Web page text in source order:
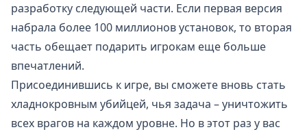
разработку следующей части. Если первая версия
набрала более 100 миллионов установок, то вторая
часть обещает подарить игрокам еще больше
впечатлений.
Присоединившись к игре, вы сможете вновь стать
хладнокровным убийцей, чья задача – уничтожить
всех врагов на каждом уровне. Но в этот раз у вас